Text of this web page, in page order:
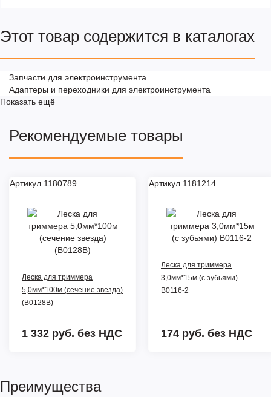
Этот товар содержится в каталогах
Запчасти для электроинструмента
Адаптеры и переходники для электроинструмента
Показать ещё
Рекомендуемые товары
Артикул 1180789
Леска для триммера
5,0мм*100м (сечение звезда)
(B0128B)
1 332 руб. без НДС
Артикул 1181214
Леска для триммера
3,0мм*15м (с зубьями)
B0116-2
174 руб. без НДС
Преимущества